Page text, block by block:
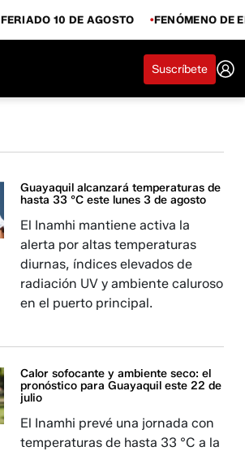
FERIADO 10 DE AGOSTO FENÓMENO DE
Suscríbete
Guayaquil alcanzará temperaturas de
hasta 33 °C este lunes 3 de agosto
El Inamhi mantiene activa la
alerta por altas temperaturas
diurnas, índices elevados de
radiación UV y ambiente caluroso
en el puerto principal.
Calor sofocante y ambiente seco: el
pronóstico para Guayaquil este 22 de
julio
El Inamhi prevé una jornada con
temperaturas de hasta 33 °C a la